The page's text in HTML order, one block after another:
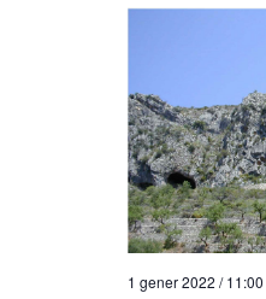
1 gener 2022 / 11:00